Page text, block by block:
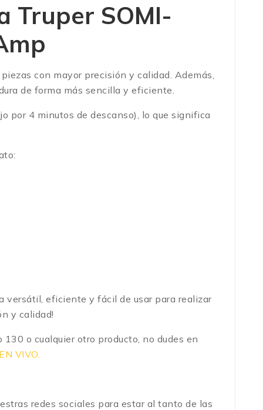
Truper SOMI-
con mayor precisión y calidad. Además,
de forma más sencilla y eficiente.
por 4 minutos de descanso), lo que significa
versátil, eficiente y fácil de usar para realizar
y calidad!
o cualquier otro producto, no dudes en
VIVO.
redes sociales para estar al tanto de las